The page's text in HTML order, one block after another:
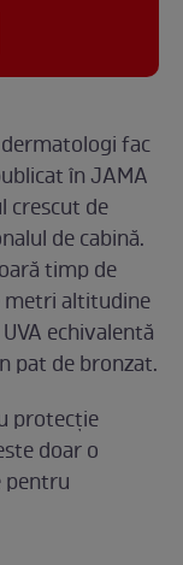
fac
în JAMA
crescut de
de cabină.
timp de
metri altitudine
echivalentă
pat de bronzat.
protecție
doar o
pentru